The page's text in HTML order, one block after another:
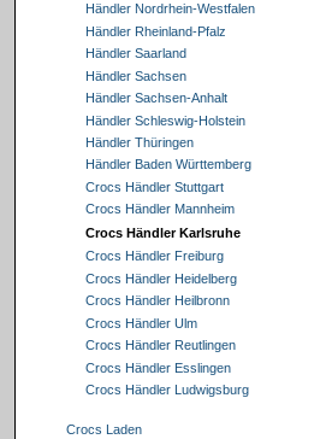
Händler Nordrhein-Westfalen
Händler Rheinland-Pfalz
Händler Saarland
Händler Sachsen
Händler Sachsen-Anhalt
Händler Schleswig-Holstein
Händler Thüringen
Händler Baden Württemberg
Crocs Händler Stuttgart
Crocs Händler Mannheim
Crocs Händler Karlsruhe
Crocs Händler Freiburg
Crocs Händler Heidelberg
Crocs Händler Heilbronn
Crocs Händler Ulm
Crocs Händler Reutlingen
Crocs Händler Esslingen
Crocs Händler Ludwigsburg
Crocs Laden